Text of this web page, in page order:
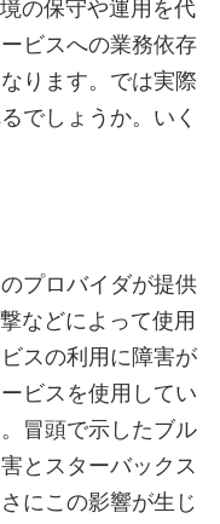
の保守や運用を代
ビスへの業務依存
ります。では実際
でしょうか。いく
プロバイダが提供
などによって使用
スの利用に障害が
ビスを使用してい
冒頭で示したブル
とスターバックス
にこの影響が生じ